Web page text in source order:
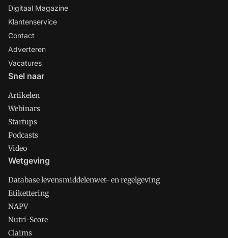
Digitaal Magazine
Klantenservice
Contact
Adverteren
Vacatures
Snel naar
Artikelen
Webinars
Startups
Podcasts
Video
Wetgeving
Database levensmiddelenwet- en regelgeving
Etikettering
NAPV
Nutri-Score
Claims